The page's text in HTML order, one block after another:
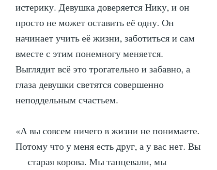
истерику. Девушка доверяется Нику, и он
просто не может оставить её одну. Он
начинает учить её жизни, заботиться и сам
вместе с этим понемногу меняется.
Выглядит всё это трогательно и забавно, а
глаза девушки светятся совершенно
неподдельным счастьем.
«А вы совсем ничего в жизни не понимаете.
Потому что у меня есть друг, а у вас нет. Вы
— старая корова. Мы танцевали, мы